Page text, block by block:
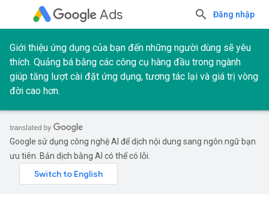
Ads Đăng nhập
Giới thiệu ứng dụng của bạn đến những người dùng sẽ yêu
thích. Quảng bá bằng các công cụ hàng đầu trong ngành
giúp tăng lượt cài đặt ứng dụng, tương tác lại và giá trị vòng
đời cao hơn.
Google sử dụng công nghệ AI để dịch nội dung sang ngôn ngữ bạn
ưu tiên. Bản dịch bằng AI có thể có lỗi.